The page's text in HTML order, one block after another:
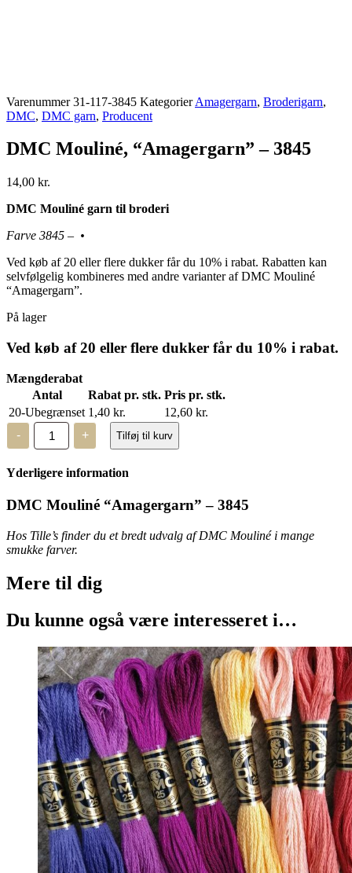
Varenummer31-117-3845 Kategorier Amagergarn, Broderigarn,
DMC, DMC garn, Producent
DMC Mouliné, “Amagergarn” – 3845
14,00 kr.
DMC Mouliné garn til broderi
Farve 3845 – •
Ved køb af 20 eller flere dukker får du 10% i rabat. Rabatten kan
selvfølgelig kombineres med andre varianter af DMC Mouliné
“Amagergarn”.
På lager
Ved køb af 20 eller flere dukker får du 10% i rabat.
Mængderabat
Antal
Rabat pr. stk. Pris pr. stk.
20-Ubegrænset 1,40 kr. 12,60 kr.
-
DMC
Mouliné,
“Amagergarn”
–
3845
+ Tilføj til kurv
Yderligere information
DMC Mouliné “Amagergarn” – 3845
Hos Tille’s finder du et bredt udvalg af DMC Mouliné i mange
smukke farver.
Mere til dig
Du kunne også være interesseret i…